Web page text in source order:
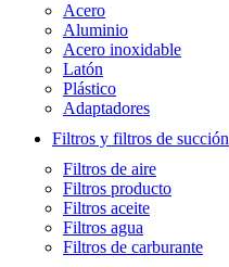
Acero
Aluminio
Acero inoxidable
Latón
Plástico
Adaptadores
Filtros y filtros de succión
Filtros de aire
Filtros producto
Filtros aceite
Filtros agua
Filtros de carburante